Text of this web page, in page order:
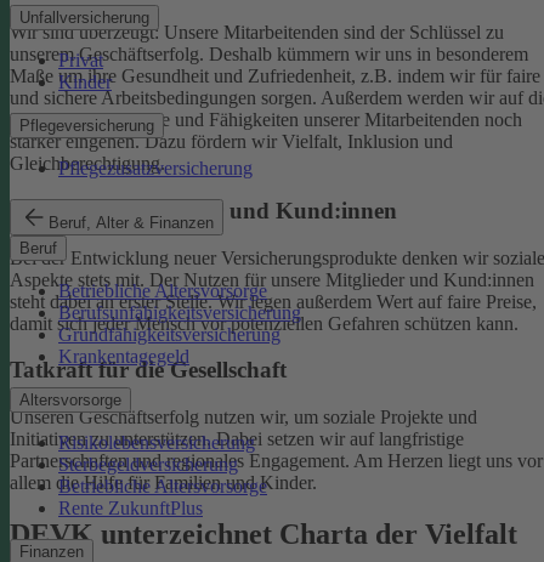
Unfallversicherung
Privat
Kinder
Pflegeversicherung
Pflegezusatzversicherung
Beruf, Alter & Finanzen
Beruf
Betriebliche Altersvorsorge
Berufsunfähigkeitsversicherung
Grundfähigkeitsversicherung
Krankentagegeld
Altersvorsorge
Risikolebensversicherung
Sterbegeldversicherung
Betriebliche Altersvorsorge
Rente ZukunftPlus
Finanzen
Wir sind überzeugt: Unsere Mitarbeitenden sind der Schlüssel zu
unserem Geschäftserfolg. Deshalb kümmern wir uns in besonderem
Maße um ihre Gesundheit und Zufriedenheit, z.B. indem wir für faire
und sichere Arbeitsbedingungen sorgen. Außerdem werden wir auf
individuellen Talente und Fähigkeiten unserer Mitarbeitenden noch
stärker eingehen. Dazu fördern wir Vielfalt, Inklusion und
Gleichberechtigung.
Begeisterte Mitglieder und Kund:innen
Bei der Entwicklung neuer Versicherungsprodukte denken wir soziale
Aspekte stets mit. Der Nutzen für unsere Mitglieder und Kund:innen
steht dabei an erster Stelle.Wir legen außerdem Wert auf faire Preise,
damit sich jeder Mensch vor potenziellen Gefahren schützen kann.
Tatkraft für die Gesellschaft
Unseren Geschäftserfolg nutzen wir, um soziale Projekte und
Initiativen zu unterstützen. Dabei setzen wir auf langfristige
Partnerschaften und regionales Engagement. Am Herzen liegt uns vor
allem die Hilfe für Familien und Kinder.
DEVK unterzeichnet Charta der Vielfalt